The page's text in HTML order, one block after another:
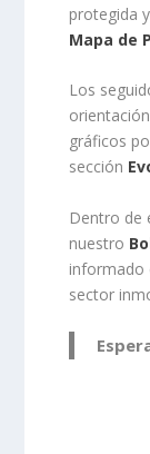
protegida
Mapa de
Los
gráficos
sección
Dentro de
nuestro
informado
sector